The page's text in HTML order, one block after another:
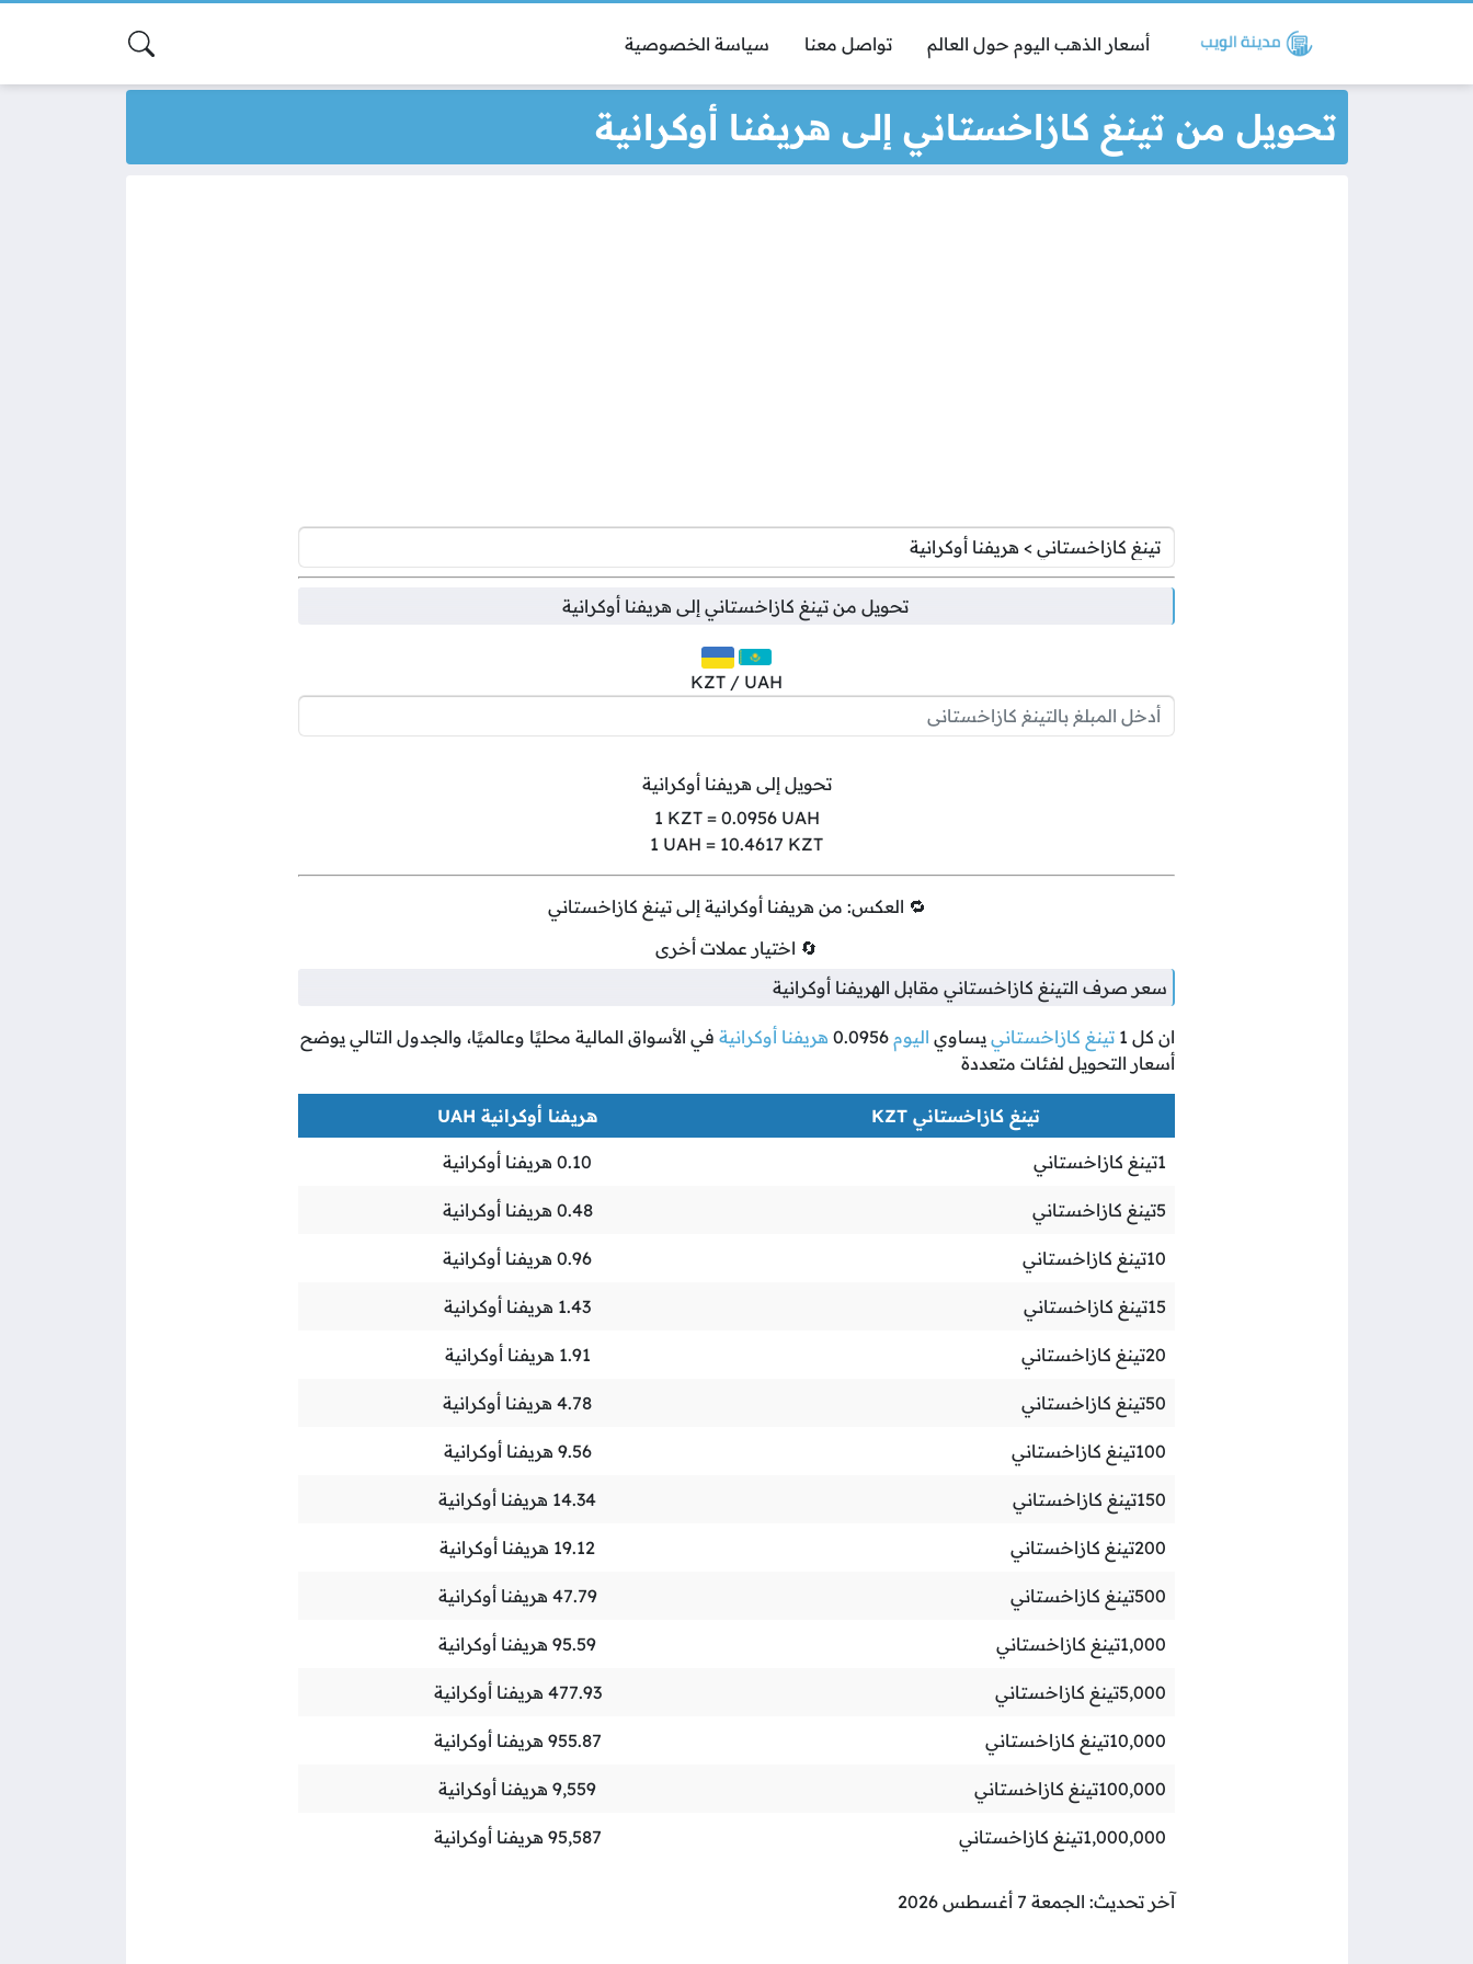
أسعار الذهب اليوم حول العالم تواصل معنا سياسة الخصوصية
تحويل من تينغ كازاخستاني إلى هريفنا أوكرانية
تحويل من تينغ كازاخستاني إلى هريفنا أوكرانية
KZT / UAH
تحويل إلى هريفنا أوكرانية
1 KZT = 0.0956UAH
1 UAH = 10.4617 KZT
🔁 العكس: من هريفنا أوكرانية إلى تينغ كازاخستاني
🔄 اختيار عملات أخرى
سعر صرف التينغ كازاخستاني مقابل الهريفنا أوكرانية
ان كل 1 تينغ كازاخستاني يساوي اليوم 0.0956 هريفنا أوكرانية في الأسواق المالية محليًا وعالميًا، والجدول التالي يوضح
أسعار التحويل لفئات متعددة
تينغ كازاخستاني KZT هريفنا أوكرانية UAH
1تينغ كازاخستاني 0.10 هريفنا أوكرانية
5تينغ كازاخستاني 0.48 هريفنا أوكرانية
10تينغ كازاخستاني 0.96 هريفنا أوكرانية
15تينغ كازاخستاني 1.43 هريفنا أوكرانية
20تينغ كازاخستاني 1.91 هريفنا أوكرانية
50تينغ كازاخستاني 4.78 هريفنا أوكرانية
100تينغ كازاخستاني 9.56 هريفنا أوكرانية
150تينغ كازاخستاني 14.34 هريفنا أوكرانية
200تينغ كازاخستاني 19.12 هريفنا أوكرانية
500تينغ كازاخستاني 47.79 هريفنا أوكرانية
1,000تينغ كازاخستاني 95.59 هريفنا أوكرانية
5,000تينغ كازاخستاني 477.93 هريفنا أوكرانية
10,000تينغ كازاخستاني 955.87 هريفنا أوكرانية
100,000تينغ كازاخستاني 9,559 هريفنا أوكرانية
1,000,000تينغ كازاخستاني 95,587 هريفنا أوكرانية
آخر تحديث: الجمعة 7 أغسطس 2026